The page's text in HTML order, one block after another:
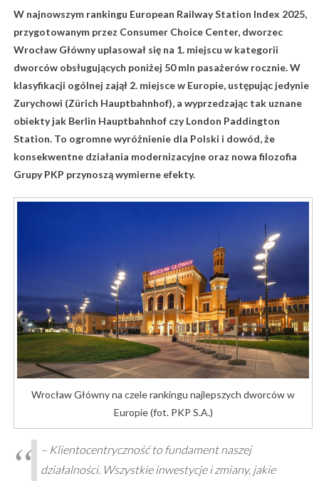
W najnowszym rankingu European Railway Station Index 2025,
przygotowanym przez Consumer Choice Center, dworzec
Wrocław Główny uplasował się na 1. miejscu w kategorii
dworców obsługujących poniżej 50 mln pasażerów rocznie. W
klasyfikacji ogólnej zajął 2. miejsce w Europie, ustępując jedynie
Zurychowi (Zürich Hauptbahnhof), a wyprzedzając tak uznane
obiekty jak Berlin Hauptbahnhof czy London Paddington
Station. To ogromne wyróżnienie dla Polski i dowód, że
konsekwentne działania modernizacyjne oraz nowa filozofia
Grupy PKP przynoszą wymierne efekty.
Wrocław Główny na czele rankingu najlepszych dworców w
Europie (fot. PKP S.A.)
– Klientocentryczność to fundament naszej
działalności. Wszystkie inwestycje i zmiany, jakie